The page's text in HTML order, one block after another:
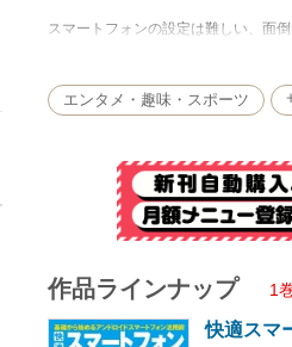
スマートフォンの設定は難しい、面
つは単純です。分けて操作してみた
は、バックアップ方法やウイルス被
本紹介しています。ぜひ本書で快適
エンタメ・趣味・スポーツ
作品ラインナップ 1
快適スマ